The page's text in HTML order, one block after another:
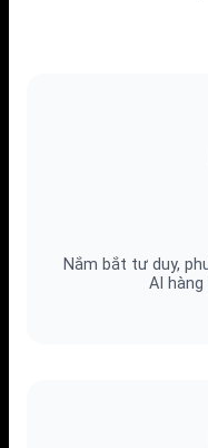
Nắm bắt tư duy,
AI